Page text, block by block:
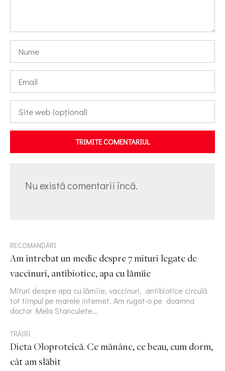
TRIMITE COMENTARIUL
Nu există comentarii încă.
RECOMANDĂRI
Am întrebat un medic despre 7 mituri legate de
vaccinuri, antibiotice, apa cu lămîie
Mituri despre apa cu lămîie, vaccinuri, antibiotice circulă
tot timpul pe marele internet. Am rugat-o pe doamna
doctor Mela Stanculete…
TRĂIRI
Dieta Oloproteică. Ce mănânc, ce beau, cum dorm,
cât am slăbit